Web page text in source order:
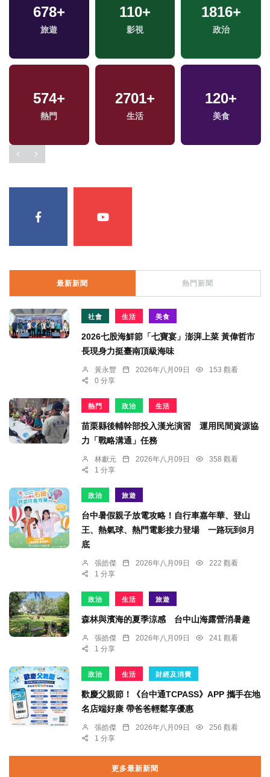
678+
旅遊
110+
影視
1816+
政治
574+
熱門
2701+
生活
120+
美食
最新新聞 熱門新聞
社會 生活 美食
2026七股海鮮節「七寶宴」澎湃上菜 黃偉哲市
長現身力挺臺南頂級海味
黃永豐 2026年八月09日
153 觀看
0 分享
熱門 政治 生活
苗栗縣後輔幹部投入漢光演習 運用民間資源協
力「戰略溝通」任務
林獻元 2026年八月09日
358 觀看
1 分享
政治 旅遊
台中暑假親子放電攻略！自行車嘉年華、登山
王、熱氣球、熱門電影接力登場 一路玩到8月
底
張皓傑 2026年八月09日
222 觀看
1 分享
政治 生活 旅遊
森林與濱海的夏季涼感 台中山海露營消暑趣
張皓傑 2026年八月09日
241 觀看
1 分享
政治 生活 財經及消費
歡慶父親節！《台中通TCPASS》APP 攜手在地
名店端好康 帶爸爸輕鬆享優惠
張皓傑 2026年八月09日
256 觀看
1 分享
更多最新新聞